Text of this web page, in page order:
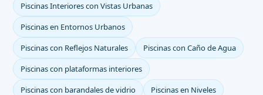
Piscinas Interiores con Vistas Urbanas
Piscinas en Entornos Urbanos
Piscinas con Reflejos Naturales
Piscinas con Caño de Agua
Piscinas con plataformas interiores
Piscinas con barandales de vidrio
Piscinas en Niveles